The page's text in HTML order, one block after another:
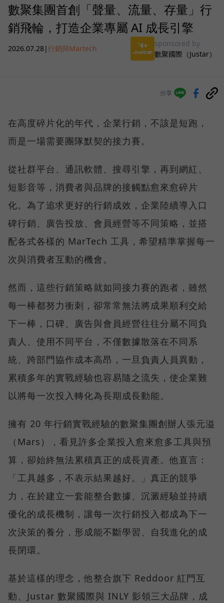
數聚集團首創「聲量、流量、存量」行
銷飛輪，打造企業專屬 AI 成長引擎
2026.07.28|行銷與Martech
sponsored by
數聚國際（Justar）
分享
在高度碎片化的年代，企業行銷，不該是短跑，
而是一場需要團隊默契的接力賽。
從社群平台、通訊軟體、搜尋引擎，再到網紅、
短影音等，消費者與品牌的接觸點愈來愈碎片
化。為了追求更好的行銷成效，企業陸續導入口
碑行銷、廣告投放、會員經營等不同策略，並搭
配各式各樣的 MarTech 工具，希望精準掌握每一
次與消費者互動的機會。
然而，這些行銷策略就如同接力賽的跑者，雖然
每一棒都努力衝刺，卻常常無法將成果順利交給
下一棒，口碑、廣告與會員經營往往分屬不同負
責人、使用不同平台，不僅數據散落在不同系
統、跨部門協作成本高昂，一旦負責人員異動，
累積多年的實戰經驗也容易隨之流失，使企業難
以將每一次投入轉化為長期成長動能。
擁有 20 年行銷實戰經驗的數聚集團創辦人張元溢
（Mars），看見許多企業投入愈來愈多工具與預
算，卻始終無法累積真正的成長資產。他直言：
「工具越多，不表示結果越好。」真正的競爭
力，在於建立一套能整合數據、沉澱經驗並持續
優化的成長機制，讓每一次行銷投入都成為下一
次決策的養分，形成能不斷學習、自我進化的成
長閉環。
基於這樣的理念，他整合旗下 Reddoor 紅門互
動、Justar 數聚國際與 INLY 影領三大品牌，成